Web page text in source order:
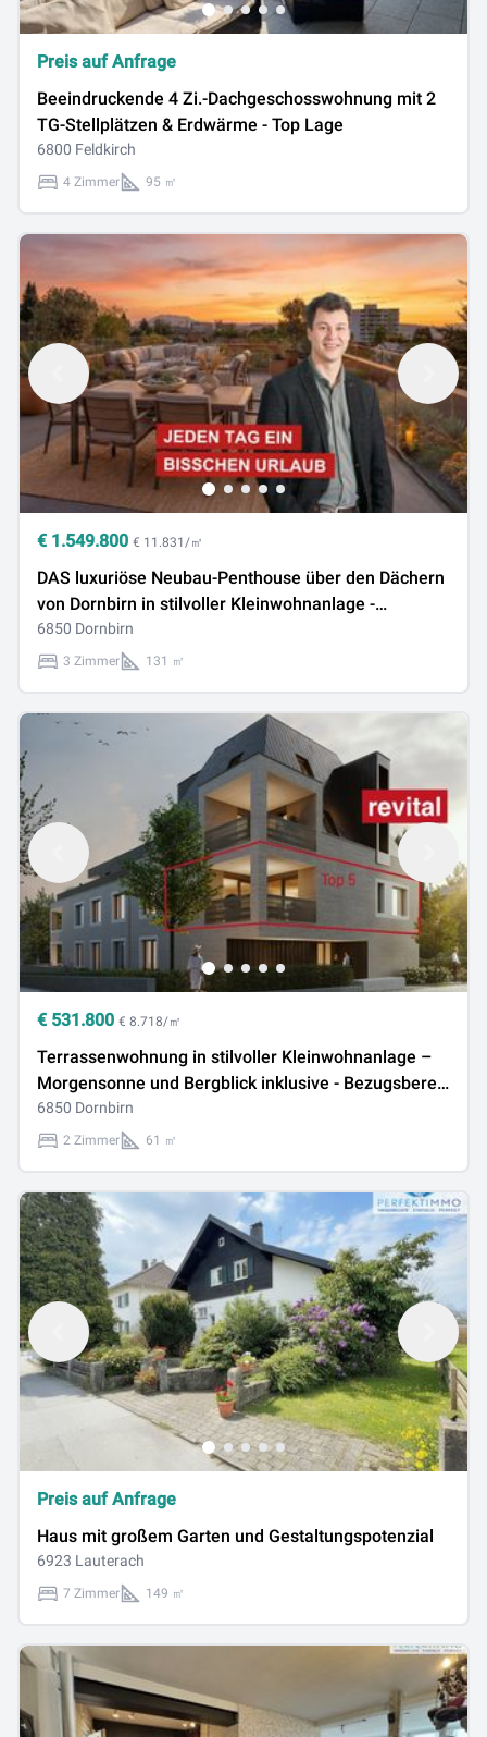
Preis auf Anfrage
Beeindruckende 4 Zi.-Dachgeschosswohnung mit 2
TG-Stellplätzen & Erdwärme - Top Lage
6800 Feldkirch
4 Zimmer 95 ㎡
€ 1.549.800 € 11.831/㎡
DAS luxuriöse Neubau-Penthouse über den Dächern
von Dornbirn in stilvoller Kleinwohnanlage -
Bezugsbereit Ende 2026 - Top 7
6850 Dornbirn
3 Zimmer 131 ㎡
€ 531.800 € 8.718/㎡
Terrassenwohnung in stilvoller Kleinwohnanlage –
Morgensonne und Bergblick inklusive - Bezugsbereit
Ende 2026 - Top 5
6850 Dornbirn
2 Zimmer 61 ㎡
Preis auf Anfrage
Haus mit großem Garten und Gestaltungspotenzial
6923 Lauterach
7 Zimmer 149 ㎡